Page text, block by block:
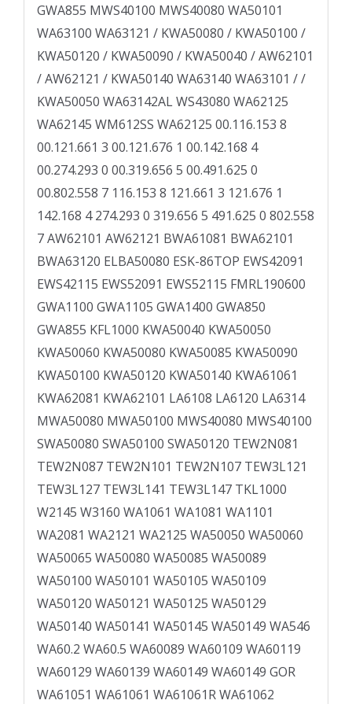
GWA855 MWS40100 MWS40080 WA50101
WA63100 WA63121 / KWA50080 / KWA50100 /
KWA50120 / KWA50090 / KWA50040 / AW62101
/ AW62121 / KWA50140 WA63140 WA63101 / /
KWA50050 WA63142AL WS43080 WA62125
WA62145 WM­612SS WA62125 00.116.153 8
00.121.661 3 00.121.676 1 00.142.168 4
00.274.293 0 00.319.656 5 00.491.625 0
00.802.558 7 116.153 8 121.661 3 121.676 1
142.168 4 274.293 0 319.656 5 491.625 0 802.558
7 AW62101 AW62121 BWA61081 BWA62101
BWA63120 ELBA50080 ESK-86TOP EWS42091
EWS42115 EWS52091 EWS52115 FMRL190600
GWA1100 GWA1105 GWA1400 GWA850
GWA855 KFL1000 KWA50040 KWA50050
KWA50060 KWA50080 KWA50085 KWA50090
KWA50100 KWA50120 KWA50140 KWA61061
KWA62081 KWA62101 LA6108 LA6120 LA6314
MWA50080 MWA50100 MWS40080 MWS40100
SWA50080 SWA50100 SWA50120 TEW2N081
TEW2N087 TEW2N101 TEW2N107 TEW3L121
TEW3L127 TEW3L141 TEW3L147 TKL1000
W2145 W3160 WA1061 WA1081 WA1101
WA2081 WA2121 WA2125 WA50050 WA50060
WA50065 WA50080 WA50085 WA50089
WA50100 WA50101 WA50105 WA50109
WA50120 WA50121 WA50125 WA50129
WA50140 WA50141 WA50145 WA50149 WA546
WA60.2 WA60.5 WA60089 WA60109 WA60119
WA60129 WA60139 WA60149 WA60149 GOR
WA61051 WA61061 WA61061R WA61062